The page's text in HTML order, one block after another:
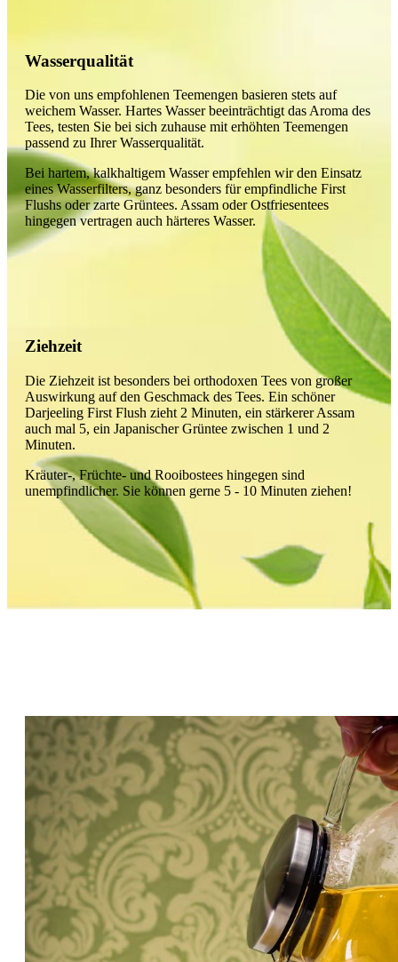
Wasserqualität
Die von uns empfohlenen Teemengen basieren stets auf
weichem Wasser. Hartes Wasser beeinträchtigt das Aroma des
Tees, testen Sie bei sich zuhause mit erhöhten Teemengen
passend zu Ihrer Wasserqualität.
Bei hartem, kalkhaltigem Wasser empfehlen wir den Einsatz
eines Wasserfilters, ganz besonders für empfindliche First
Flushs oder zarte Grüntees. Assam oder Ostfriesentees
hingegen vertragen auch härteres Wasser.
Ziehzeit
Die Ziehzeit ist besonders bei orthodoxen Tees von großer
Auswirkung auf den Geschmack des Tees. Ein schöner
Darjeeling First Flush zieht 2 Minuten, ein stärkerer Assam
auch mal 5, ein Japanischer Grüntee zwischen 1 und 2
Minuten.
Kräuter-, Früchte- und Rooibostees hingegen sind
unempfindlicher. Sie können gerne 5 - 10 Minuten ziehen!